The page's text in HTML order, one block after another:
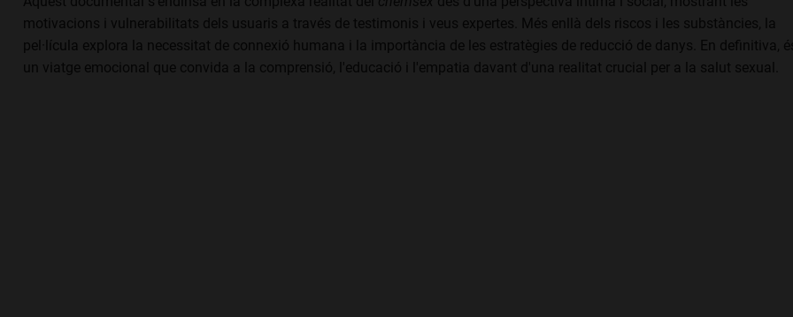
motivacions i vulnerabilitats dels usuaris a través de testimonis i veus expertes. Més enllà dels riscos i les substàncies, la
pel·lícula explora la necessitat de connexió humana i la importància de les estratègies de reducció de danys. En definitiva,
un viatge emocional que convida a la comprensió, l'educació i l'empatia davant d'una realitat crucial per a la salut sexual.